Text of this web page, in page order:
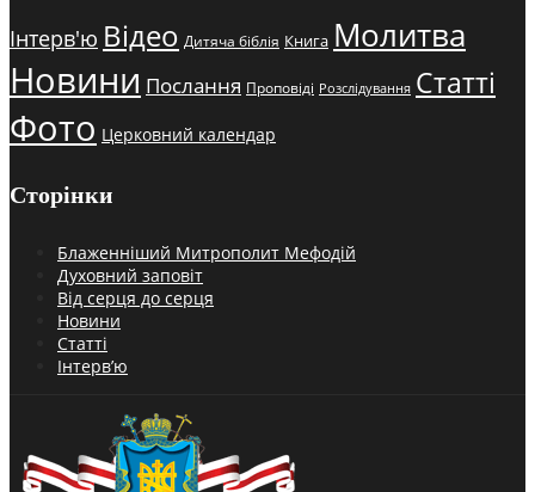
Інтерв'ю Відео Дитяча біблія Книга Молитва
Новини Послання Проповіді Розслідування Статті
Фото Церковний календар
Сторінки
Блаженніший Митрополит Мефодій
Духовний заповіт
Від серця до серця
Новини
Статті
Інтерв’ю